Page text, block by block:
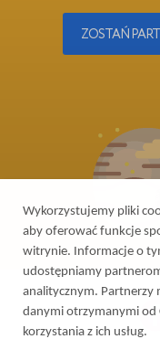
ZOSTAŃ
Wykorzystujemy pliki
aby oferować funkcje
witrynie. Informacje o
udostępniamy
analitycznym. Partnerzy
danymi otrzymanymi od
korzystania z ich usług.